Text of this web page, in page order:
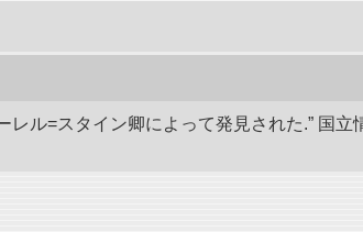
ル=スタイン卿によって発見された.” 国